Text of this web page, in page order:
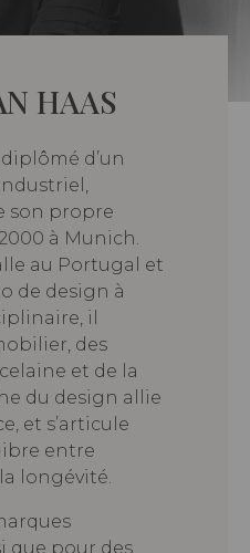
HAAS
d’un
son propre
à Munich.
au Portugal et
de design à
il
des
et de la
du design allie
et s’articule
entre
longévité.
que pour des